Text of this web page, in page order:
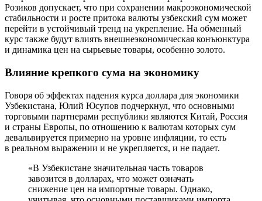
Розиков допускает, что при сохранении макроэкономической
стабильности и росте притока валюты узбекский сум может
перейти в устойчивый тренд на укрепление. На обменный
курс также будут влиять внешнеэкономическая конъюнктура
и динамика цен на сырьевые товары, особенно золото.
Влияние крепкого сума на экономику
Говоря об эффектах падения курса доллара для экономики
Узбекистана, Юлий Юсупов подчеркнул, что основными
торговыми партнерами республики являются Китай, Россия
и страны Европы, по отношению к валютам которых сум
девальвируется примерно на уровне инфляции, то есть
в реальном выражении и не укрепляется, и не падает.
«В Узбекистане значительная часть товаров
завозится в долларах, что может означать
снижение цен на импортные товары. Однако,